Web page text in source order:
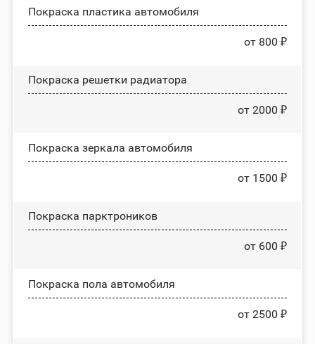
Покраска пластика автомобиля
от 800 ₽
Покраска решетки радиатора
от 2000 ₽
Покраска зеркала автомобиля
от 1500 ₽
Покраска парктроников
от 600 ₽
Покраска пола автомобиля
от 2500 ₽